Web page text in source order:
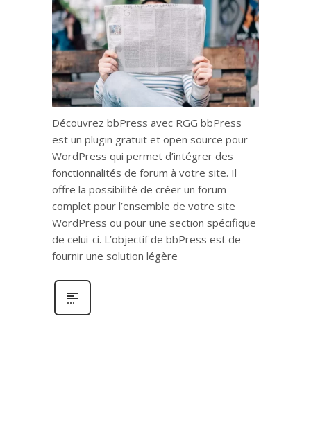
Découvrez bbPress avec RGG bbPress
est un plugin gratuit et open source pour
WordPress qui permet d’intégrer des
fonctionnalités de forum à votre site. Il
offre la possibilité de créer un forum
complet pour l’ensemble de votre site
WordPress ou pour une section spécifique
de celui-ci. L’objectif de bbPress est de
fournir une solution légère